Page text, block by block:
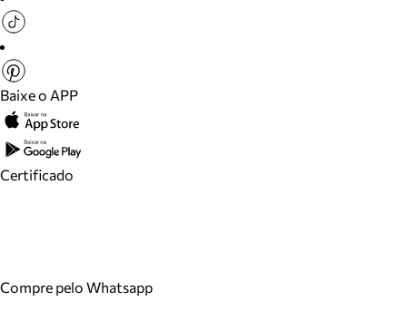
Baixe o APP
Certificado
Compre pelo Whatsapp